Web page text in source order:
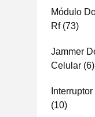
Módulo
Rf(73)
Jammer
Celular (6)
(10)